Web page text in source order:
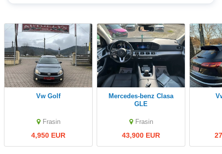
Vw Golf
Frasin
4,950 EUR
Mercedes-benz Clasa
GLE
Frasin
43,900 EUR